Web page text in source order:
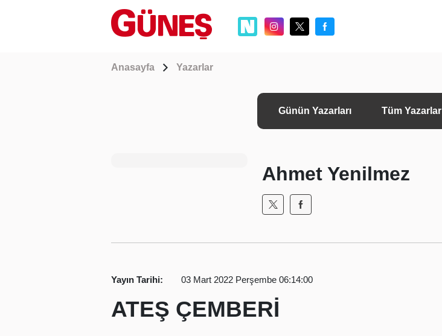
Anasayfa Yazarlar
Günün Yazarları Tüm Yazarlar
Ahmet Yenilmez
Yayın Tarihi: 03 Mart 2022 Perşembe 06:14:00
ATEŞ ÇEMBERİ